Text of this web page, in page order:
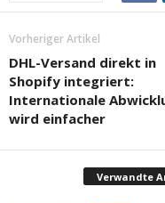
Vorheriger Artikel
DHL-Versand direkt in
Shopify integriert:
Internationale
wird einfacher
Verwandte